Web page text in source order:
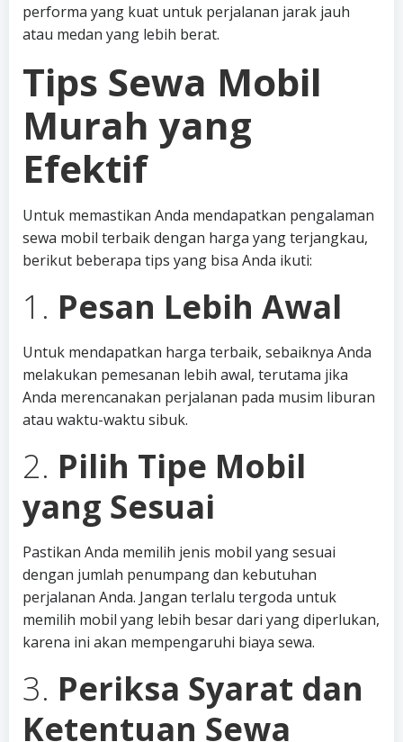
performa yang kuat untuk perjalanan jarak jauh
atau medan yang lebih berat.
Tips Sewa Mobil
Murah yang
Efektif
Untuk memastikan Anda mendapatkan pengalaman
sewa mobil terbaik dengan harga yang terjangkau,
berikut beberapa tips yang bisa Anda ikuti:
1. Pesan Lebih Awal
Untuk mendapatkan harga terbaik, sebaiknya Anda
melakukan pemesanan lebih awal, terutama jika
Anda merencanakan perjalanan pada musim liburan
atau waktu-waktu sibuk.
2. Pilih Tipe Mobil
yang Sesuai
Pastikan Anda memilih jenis mobil yang sesuai
dengan jumlah penumpang dan kebutuhan
perjalanan Anda. Jangan terlalu tergoda untuk
memilih mobil yang lebih besar dari yang diperlukan,
karena ini akan mempengaruhi biaya sewa.
3. Periksa Syarat dan
Ketentuan Sewa